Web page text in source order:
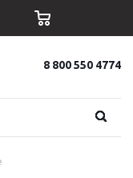
8 800 550 4774